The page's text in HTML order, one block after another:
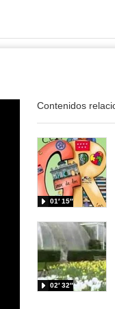
Contenidos
01′ 15″
02′ 32″